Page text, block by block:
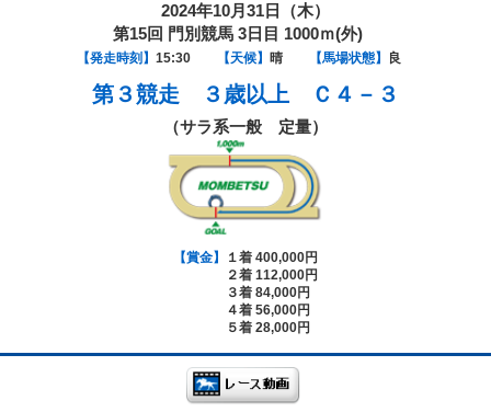
2024年10月31日（木）
第15回 門別競馬 3日目 1000ｍ(外)
【発走時刻】 15:30 【天候】 晴 【馬場状態】 良
第３競走 ３歳以上 Ｃ４－３
（サラ系一般 定量）
【賞金】
１着 400,000円
２着 112,000円
３着 84,000円
４着 56,000円
５着 28,000円